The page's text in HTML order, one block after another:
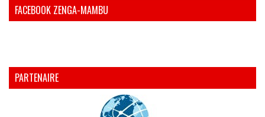
FACEBOOK ZENGA-MAMBU
PARTENAIRE